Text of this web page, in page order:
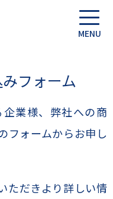
フォーム
業様、弊社への商
フォームからお申し
ただきより詳しい情